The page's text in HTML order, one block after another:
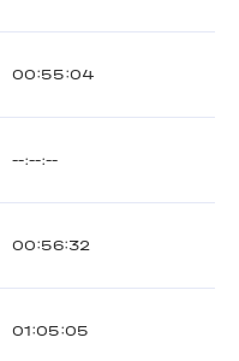
00:55:04
--:--:--
00:56:32
01:05:05